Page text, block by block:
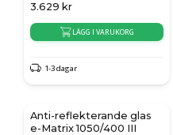
3.629 kr
LÄGG I VARUKORG
1-3 dagar
Anti-reflekterande glas
e-Matrix 1050/400 III